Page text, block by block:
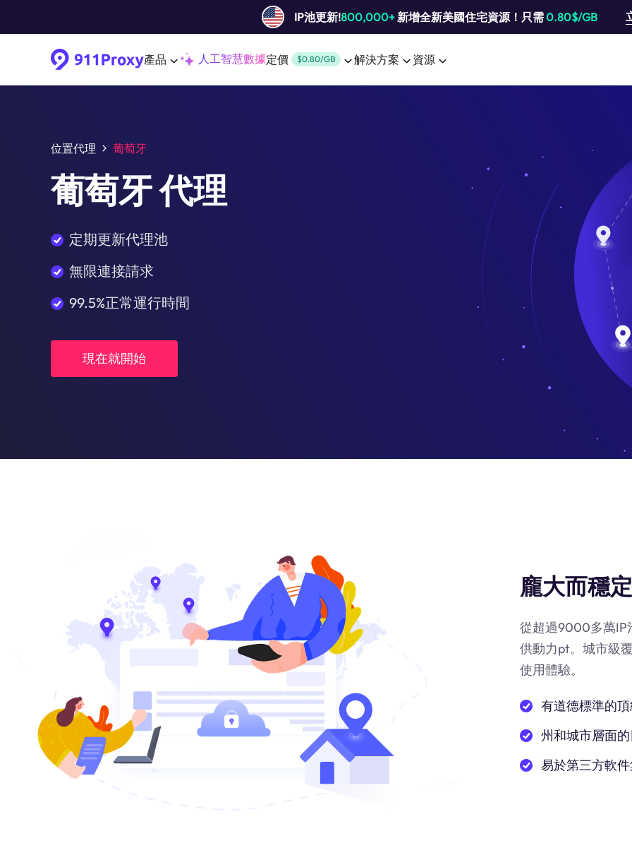
IP池更新!800,000+新增全新美國住宅資源！只需0.80$/GB
產品 人工智慧數據定價 $0.80/GB 解決方案 資源
位置代理 葡萄牙
葡萄牙 代理
定期更新代理池
無限連接請求
99.5%正常運行時間
現在就開始
龐大而穩
從超過9000多萬IP
供動力pt。城市級
使用體驗。
有道德標準的
州和城市層面
易於第三方軟